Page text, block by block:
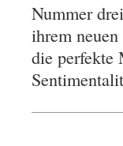
Nummer
ihrem
die perfekte